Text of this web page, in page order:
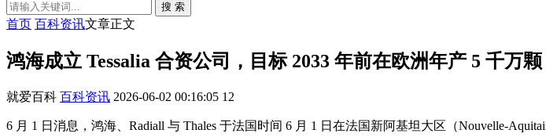
搜 索
首页 百科资讯文章正文
鸿海成立 Tessalia 合资公司，目标 2033 年前在欧洲年产 5 千万颗
就爱百科 百科资讯 2026-06-02 00:16:05 12
6 月 1 日消息，鸿海、Radiall 与 Thales 于法国时间 6 月 1 日在法国新阿基坦大区（Nouvelle-